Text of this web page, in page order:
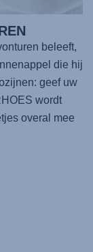
beleeft,
die hij
geef uw
wordt
overal mee